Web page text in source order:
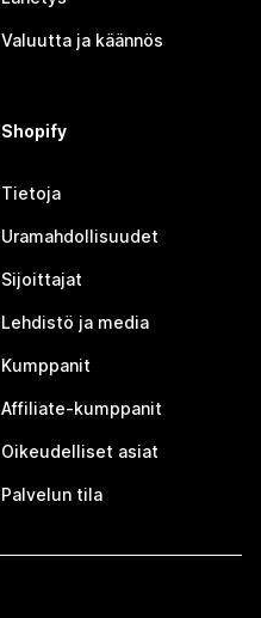
Valuutta ja käännös
Shopify
Tietoja
Uramahdollisuudet
Sijoittajat
Lehdistö ja media
Kumppanit
Affiliate-kumppanit
Oikeudelliset asiat
Palvelun tila